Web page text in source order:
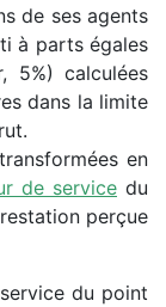
de ses agents
à parts égales
5%) calculées
dans la limite
en
de service du
perçue
du point